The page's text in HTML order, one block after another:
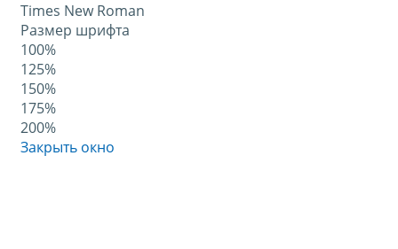
Times New Roman
Размер шрифта
100%
125%
150%
175%
200%
Закрыть окно